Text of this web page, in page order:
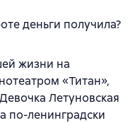
деньги получила?
жизни на
«Титан»,
Летуновская
по-ленинградски